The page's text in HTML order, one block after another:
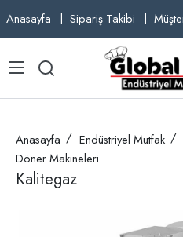
Anasayfa Sipariş Takibi
Anasayfa Endüstriyel Mutfak
Döner Makineleri
Kalitegaz